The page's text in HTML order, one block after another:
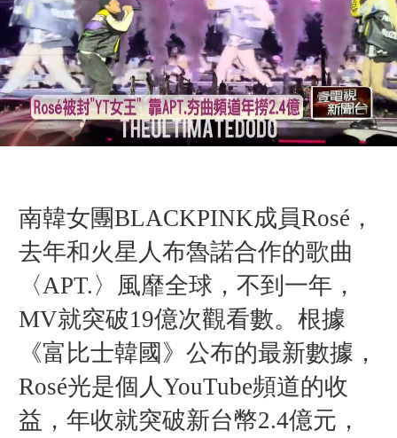
南韓女團BLACKPINK成員Rosé，
去年和火星人布魯諾合作的歌曲
〈APT.〉風靡全球，不到一年，
MV就突破19億次觀看數。根據
《富比士韓國》公布的最新數據，
Rosé光是個人YouTube頻道的收
益，年收就突破新台幣2.4億元，